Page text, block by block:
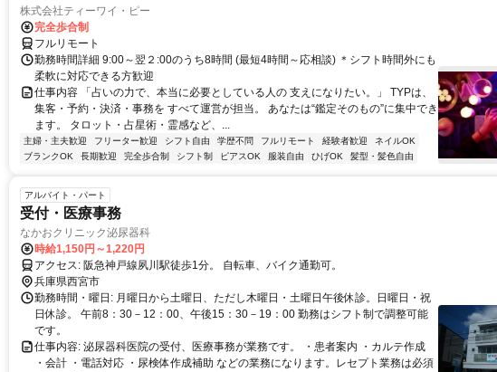
株式会社ティーワイ・ピー
完全歩合制
フルリモート
勤務時間詳細 9:00～翌２:00のうち8時間 (最短4時間～応相談) ＊シフト時間外にも
柔軟に対応できる方歓迎
仕事内容 「占いの力で、本当に必要としている人の 支えになりたい。」 TYPは、
集客・予約・決済・事務を すべて運営が担当。 あなたは“鑑定そのもの”に集中でき
ます。 タロット・占星術・霊感など、...
主婦・主夫歓迎 フリーター歓迎 シフト自由 学歴不問 フルリモート 経験者歓迎
ネイルOK
ブランクOK
長期歓迎 完全歩合制 シフト制 ピアスOK 服装自由 ひげOK 髪型・髪色自由
アルバイト・パート
受付・医療事務
なかおクリニック泌尿器科
時給1,150円～1,220円
アクセス: 阪急神戸線夙川駅徒歩1分。 自転車、バイク通勤可。
兵庫県西宮市
勤務時間・曜日: 月曜日から土曜日、ただし木曜日・土曜日午後休診。日曜日・祝
日休診。 午前8：30－12：00、午後15：30－19：00 勤務はシフト制で調整可能
です。
仕事内容: 泌尿器科医院の受付、医療事務が業務です。 ・患者案内 ・カルテ作成
・会計 ・電話対応 ・尿検体作成補助 などの業務になります。レセプト業務は必須